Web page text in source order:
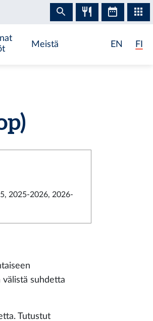
Meistä EN FI
2025-2026, 2026-
suhdetta
Tutustut